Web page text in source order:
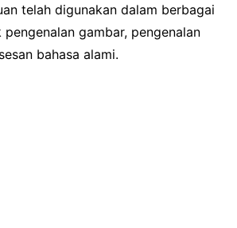
telah digunakan dalam berbagai
gambar, pengenalan
bahasa alami.